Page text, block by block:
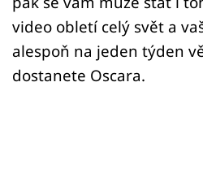
video obletí celý svět a
alespoň na jeden týden
dostanete Oscara.